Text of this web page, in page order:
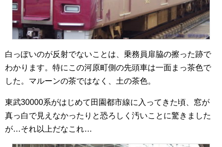
白っぽいのが反射でないことは、乗務員扉脇の擦った跡で
わかります。特にこの河原町側の先頭車は一面まっ茶色で
した。マルーンの茶ではなく、土の茶色。
東武30000系がはじめて田園都市線に入ってきた頃、窓が
真っ白で見えなかったりと恐ろしく汚いことに驚きました
が…それ以上だなこれ…